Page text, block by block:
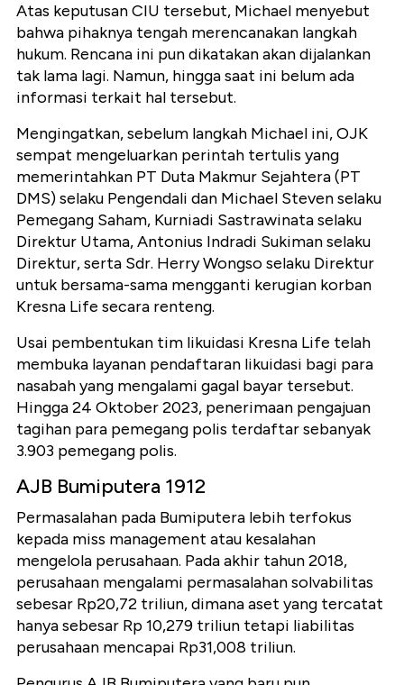
Atas keputusan CIU tersebut, Michael menyebut
bahwa pihaknya tengah merencanakan langkah
hukum. Rencana ini pun dikatakan akan dijalankan
tak lama lagi. Namun, hingga saat ini belum ada
informasi terkait hal tersebut.
Mengingatkan, sebelum langkah Michael ini, OJK
sempat mengeluarkan perintah tertulis yang
memerintahkan PT Duta Makmur Sejahtera (PT
DMS) selaku Pengendali dan Michael Steven selaku
Pemegang Saham, Kurniadi Sastrawinata selaku
Direktur Utama, Antonius Indradi Sukiman selaku
Direktur, serta Sdr. Herry Wongso selaku Direktur
untuk bersama-sama mengganti kerugian korban
Kresna Life secara renteng.
Usai pembentukan tim likuidasi Kresna Life telah
membuka layanan pendaftaran likuidasi bagi para
nasabah yang mengalami gagal bayar tersebut.
Hingga 24 Oktober 2023, penerimaan pengajuan
tagihan para pemegang polis terdaftar sebanyak
3.903 pemegang polis.
AJB Bumiputera 1912
Permasalahan pada Bumiputera lebih terfokus
kepada miss management atau kesalahan
mengelola perusahaan. Pada akhir tahun 2018,
perusahaan mengalami permasalahan solvabilitas
sebesar Rp20,72 triliun, dimana aset yang tercatat
hanya sebesar Rp 10,279 triliun tetapi liabilitas
perusahaan mencapai Rp31,008 triliun.